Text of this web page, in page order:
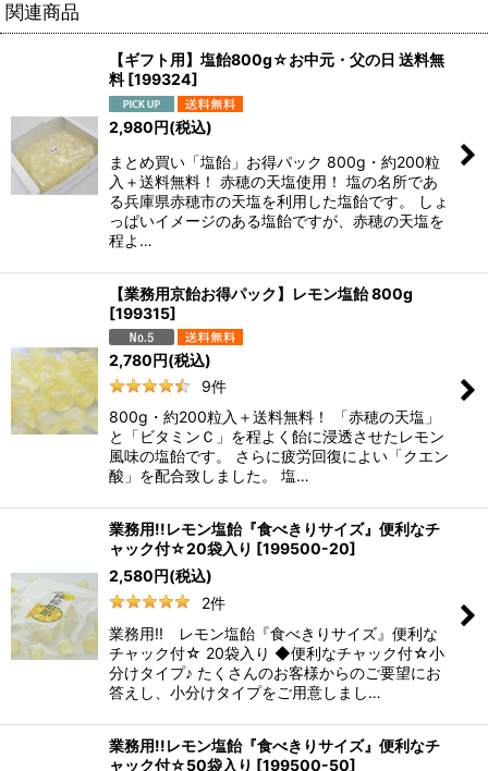
関連商品
【ギフト用】塩飴800g☆お中元・父の日 送料無
料 [199324]
2,980円(税込)
まとめ買い「塩飴」お得パック 800g・約200粒
入＋送料無料！ 赤穂の天塩使用！ 塩の名所であ
る兵庫県赤穂市の天塩を利用した塩飴です。 しょ
っぱいイメージのある塩飴ですが、赤穂の天塩を
程よ…
【業務用京飴お得パック】レモン塩飴 800g
[199315]
2,780円(税込)
9件
800g・約200粒入＋送料無料！ 「赤穂の天塩」
と「ビタミンＣ」を程よく飴に浸透させたレモン
風味の塩飴です。 さらに疲労回復によい「クエン
酸」を配合致しました。 塩…
業務用!!レモン塩飴『食べきりサイズ』便利なチ
ャック付☆20袋入り [199500-20]
2,580 円(税込)
2件
業務用!! レモン塩飴『食べきりサイズ』便利な
チャック付☆ 20袋入り ◆便利なチャック付☆小
分けタイプ♪ たくさんのお客様からのご要望にお
答えし、小分けタイプをご用意しまし…
業務用!!レモン塩飴『食べきりサイズ』便利なチ
ャック付☆50袋入り [199500-50]